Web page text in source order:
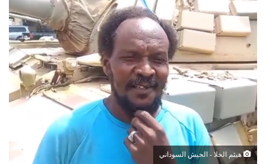
هيثم الخلا - الجيش السوداني